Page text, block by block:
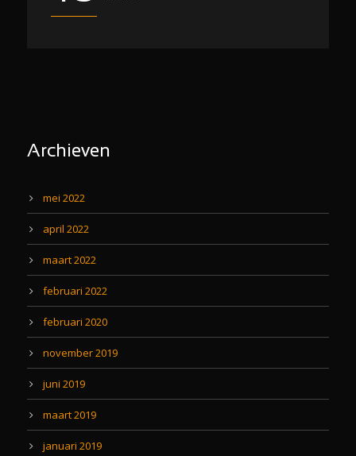
Archieven
mei 2022
april 2022
maart 2022
februari 2022
februari 2020
november 2019
juni 2019
maart 2019
januari 2019